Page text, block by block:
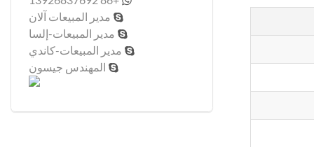
 مدير المبيعات آلان
 مدير المبيعات-إلسا
 مدير المبيعات-كاندي
 المهندس جيسون